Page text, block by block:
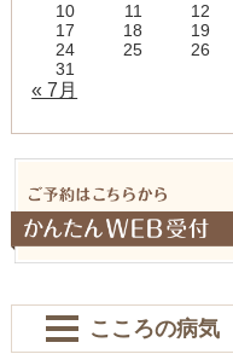
10
11 12
17
18 19
24
25 26
31
« 7月
こころの病気